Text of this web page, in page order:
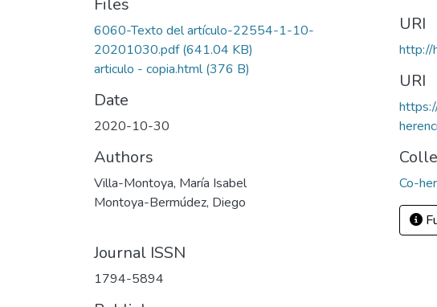
Files
6060-Texto del artículo-22554-1-10-
20201030.pdf(641.04 KB)
articulo - copia.html(376 B)
Date
2020-10-30
Authors
Villa-Montoya, María Isabel
Montoya-Bermúdez, Diego
Journal ISSN
1794-5894
URI
http://
URI
Co-